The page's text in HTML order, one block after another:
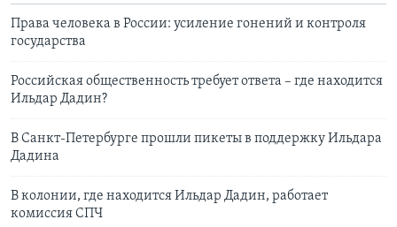
Права человека в России: усиление гонений и контроля
государства
Российская общественность требует ответа – где находится
Ильдар Дадин?
В Санкт-Петербурге прошли пикеты в поддержку Ильдара
Дадина
В колонии, где находится Ильдар Дадин, работает
комиссия СПЧ